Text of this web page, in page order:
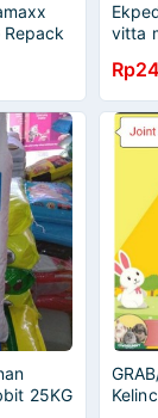
Repack
vitta
25KG